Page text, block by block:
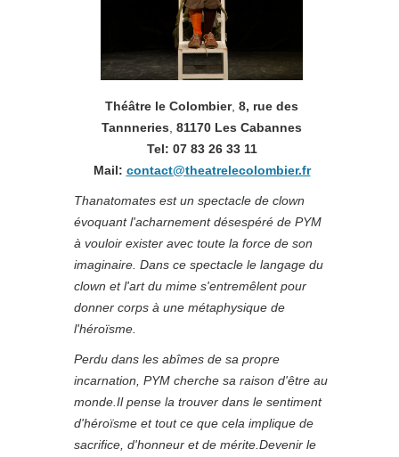
Théâtre le Colombier, 8, rue des
Tannneries 81170 Les Cabannes
Tel: 07 83 26 33 11
Mail: contact@theatrelecolombier.fr
Thanatomates est un spectacle de clown
évoquant l'acharnement désespéré de PYM
à vouloir exister avec toute la force de son
imaginaire. Dans ce spectacle le langage du
clown et l'art du mime s'entremêlent pour
donner corps à une métaphysique de
l'héroïsme.
Perdu dans les abîmes de sa propre
incarnation, PYM cherche sa raison d'être au
monde.Il pense la trouver dans le sentiment
d'héroïsme et tout ce que cela implique de
sacrifice, d'honneur et de mérite.Devenir le